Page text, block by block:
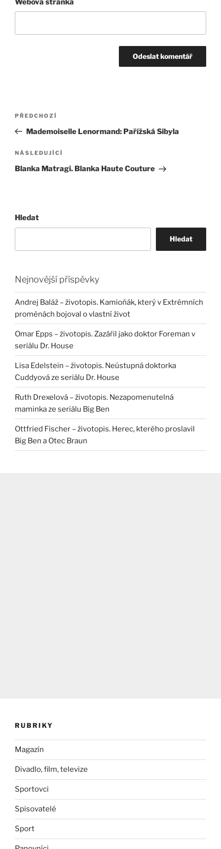
Webová stránka
Navigace
příspěvek
Předchozí
příspěvek
PŘEDCHOZÍ
Mademoiselle Lenormand: Pařížská Sibyla
Následující
příspěvek
NÁSLEDUJÍCÍ
Blanka Matragi. Blanka Haute Couture
Hledat
Hledat
Nejnovější příspěvky
Andrej Baláž – životopis. Kamioňák, který v Extrémních
proměnách bojoval o vlastní život
Omar Epps – životopis. Zazářil jako doktor Foreman v
seriálu Dr. House
Lisa Edelstein – životopis. Neústupná doktorka
Cuddyová ze seriálu Dr. House
Ruth Drexelová – životopis. Nezapomenutelná
maminka ze seriálu Big Ben
Ottfried Fischer – životopis. Herec, kterého proslavil
Big Ben a Otec Braun
RUBRIKY
Magazín
Divadlo, film, televize
Sportovci
Spisovatelé
Sport